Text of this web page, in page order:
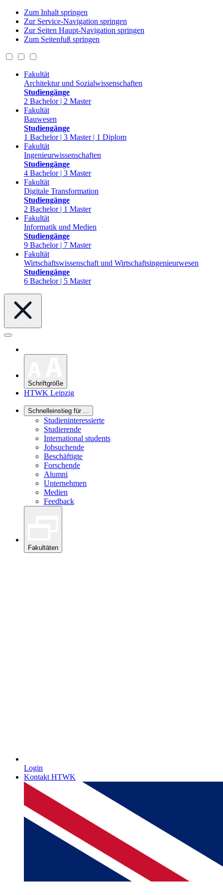
Zum Inhalt springen
Zur Service-Navigation springen
Zur Seiten Haupt-Navigation springen
Zum Seitenfuß springen
Fakultät
Architektur und Sozialwissenschaften
Studiengänge
2 Bachelor | 2 Master
Fakultät
Bauwesen
Studiengänge
1 Bachelor | 3 Master | 1 Diplom
Fakultät
Ingenieurwissenschaften
Studiengänge
4 Bachelor | 3 Master
Fakultät
Digitale Transformation
Studiengänge
2 Bachelor | 1 Master
Fakultät
Informatik und Medien
Studiengänge
9 Bachelor | 7 Master
Fakultät
Wirtschaftswissenschaft und Wirtschaftsingenieurwesen
Studiengänge
6 Bachelor | 5 Master
Schriftgröße
HTWK Leipzig
Schnelleinstieg für ...
Studieninteressierte
Studierende
International students
Jobsuchende
Beschäftigte
Forschende
Alumni
Unternehmen
Medien
Feedback
Fakultäten
Login
Kontakt HTWK